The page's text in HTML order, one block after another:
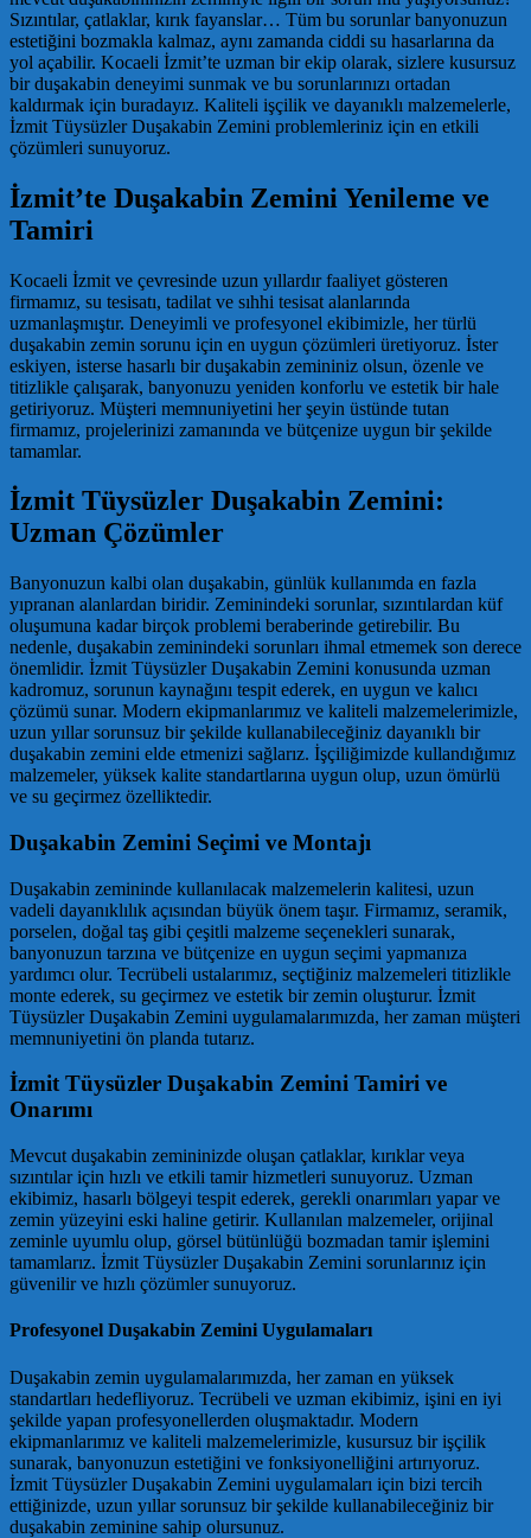
Sızıntılar, çatlaklar, kırık fayanslar… Tüm bu sorunlar banyonuzun
estetiğini bozmakla kalmaz, aynı zamanda ciddi su hasarlarına da
yol açabilir. Kocaeli İzmit’te uzman bir ekip olarak, sizlere kusursuz
bir duşakabin deneyimi sunmak ve bu sorunlarınızı ortadan
kaldırmak için buradayız. Kaliteli işçilik ve dayanıklı malzemelerle,
İzmit Tüysüzler Duşakabin Zemini problemleriniz için en etkili
çözümleri sunuyoruz.
İzmit’te Duşakabin Zemini Yenileme ve
Tamiri
Kocaeli İzmit ve çevresinde uzun yıllardır faaliyet gösteren
firmamız, su tesisatı, tadilat ve sıhhi tesisat alanlarında
uzmanlaşmıştır. Deneyimli ve profesyonel ekibimizle, her türlü
duşakabin zemin sorunu için en uygun çözümleri üretiyoruz. İster
eskiyen, isterse hasarlı bir duşakabin zemininiz olsun, özenle ve
titizlikle çalışarak, banyonuzu yeniden konforlu ve estetik bir hale
getiriyoruz. Müşteri memnuniyetini her şeyin üstünde tutan
firmamız, projelerinizi zamanında ve bütçenize uygun bir şekilde
tamamlar.
İzmit Tüysüzler Duşakabin Zemini:
Uzman Çözümler
Banyonuzun kalbi olan duşakabin, günlük kullanımda en fazla
yıpranan alanlardan biridir. Zeminindeki sorunlar, sızıntılardan küf
oluşumuna kadar birçok problemi beraberinde getirebilir. Bu
nedenle, duşakabin zeminindeki sorunları ihmal etmemek son derece
önemlidir. İzmit Tüysüzler Duşakabin Zemini konusunda uzman
kadromuz, sorunun kaynağını tespit ederek, en uygun ve kalıcı
çözümü sunar. Modern ekipmanlarımız ve kaliteli malzemelerimizle,
uzun yıllar sorunsuz bir şekilde kullanabileceğiniz dayanıklı bir
duşakabin zemini elde etmenizi sağlarız. İşçiliğimizde kullandığımız
malzemeler, yüksek kalite standartlarına uygun olup, uzun ömürlü
ve su geçirmez özelliktedir.
Duşakabin Zemini Seçimi ve Montajı
Duşakabin zemininde kullanılacak malzemelerin kalitesi, uzun
vadeli dayanıklılık açısından büyük önem taşır. Firmamız, seramik,
porselen, doğal taş gibi çeşitli malzeme seçenekleri sunarak,
banyonuzun tarzına ve bütçenize en uygun seçimi yapmanıza
yardımcı olur. Tecrübeli ustalarımız, seçtiğiniz malzemeleri titizlikle
monte ederek, su geçirmez ve estetik bir zemin oluşturur. İzmit
Tüysüzler Duşakabin Zemini uygulamalarımızda, her zaman müşteri
memnuniyetini ön planda tutarız.
İzmit Tüysüzler Duşakabin Zemini Tamiri ve
Onarımı
Mevcut duşakabin zemininizde oluşan çatlaklar, kırıklar veya
sızıntılar için hızlı ve etkili tamir hizmetleri sunuyoruz. Uzman
ekibimiz, hasarlı bölgeyi tespit ederek, gerekli onarımları yapar ve
zemin yüzeyini eski haline getirir. Kullanılan malzemeler, orijinal
zeminle uyumlu olup, görsel bütünlüğü bozmadan tamir işlemini
tamamlarız. İzmit Tüysüzler Duşakabin Zemini sorunlarınız için
güvenilir ve hızlı çözümler sunuyoruz.
Profesyonel Duşakabin Zemini Uygulamaları
Duşakabin zemin uygulamalarımızda, her zaman en yüksek
standartları hedefliyoruz. Tecrübeli ve uzman ekibimiz, işini en iyi
şekilde yapan profesyonellerden oluşmaktadır. Modern
ekipmanlarımız ve kaliteli malzemelerimizle, kusursuz bir işçilik
sunarak, banyonuzun estetiğini ve fonksiyonelliğini artırıyoruz.
İzmit Tüysüzler Duşakabin Zemini uygulamaları için bizi tercih
ettiğinizde, uzun yıllar sorunsuz bir şekilde kullanabileceğiniz bir
duşakabin zeminine sahip olursunuz.